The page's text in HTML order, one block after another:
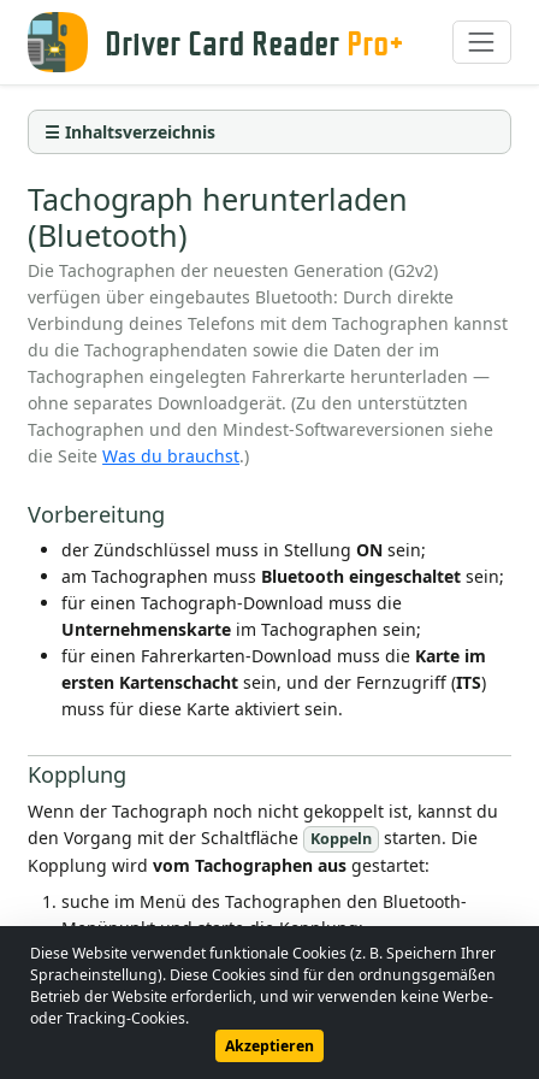
Driver Card Reader Pro+
☰ Inhaltsverzeichnis
Tachograph herunterladen
(Bluetooth)
Die Tachographen der neuesten Generation (G2v2)
verfügen über eingebautes Bluetooth: Durch direkte
Verbindung deines Telefons mit dem Tachographen kannst
du die Tachographendaten sowie die Daten der im
Tachographen eingelegten Fahrerkarte herunterladen —
ohne separates Downloadgerät. (Zu den unterstützten
Tachographen und den Mindest-Softwareversionen siehe
die SeiteWas du brauchst.)
Vorbereitung
der Zündschlüssel muss in StellungON sein;
am Tachographen muss Bluetooth eingeschaltet sein;
für einen Tachograph-Download muss die
Unternehmenskarte im Tachographen sein;
für einen Fahrerkarten-Download muss die Karte im
ersten Kartenschacht sein, und der Fernzugriff (ITS)
muss für diese Karte aktiviert sein.
Kopplung
Wenn der Tachograph noch nicht gekoppelt ist, kannst du
den Vorgang mit der Schaltfläche Koppeln starten. Die
Kopplung wirdvom Tachographen aus gestartet:
suche im Menü des Tachographen den Bluetooth-
Menüpunkt und starte die Kopplung;
drücke danach in der App die
Bestätigungsschaltfläche.
Wenn der Tachograph keine weiteren Geräte koppeln kann,
lösche ein zuvor gekoppeltes Gerät von ihm. Bei einigen
© 2026 - Lobol Team • lobolteam@gmail.com
RechtsvorschriftenDatenschutzrichtlinie
Diese Website verwendet funktionale Cookies (z. B. Speichern Ihrer
Spracheinstellung). Diese Cookies sind für den ordnungsgemäßen
Betrieb der Website erforderlich, und wir verwenden keine Werbe-
oder Tracking-Cookies.
Akzeptieren